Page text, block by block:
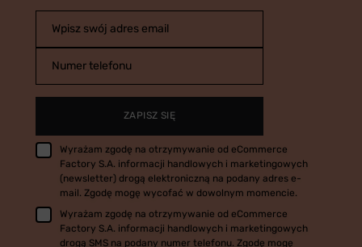
Wpisz swój adres email
Numer telefonu
ZAPISZ SIĘ
Wyrażam zgodę na otrzymywanie od eCommerce
Factory S.A. informacji handlowych i marketingowych
(newsletter) drogą elektroniczną na podany adres e-
mail. Zgodę mogę wycofać w dowolnym momencie.
Wyrażam zgodę na otrzymywanie od eCommerce
Factory S.A. informacji handlowych i marketingowych
drogą SMS na podany numer telefonu. Zgodę mogę